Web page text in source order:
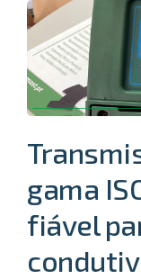
gama
fiável